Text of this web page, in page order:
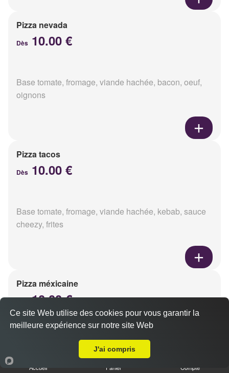
Pizza nevada
Dès 10.00 €
Base tomate, fromage, viande hachée, bacon, oeuf,
oignons
Pizza tacos
Dès 10.00 €
Base tomate, fromage, viande hachée, kebab, sauce
cheezy, frites
Pizza méxicaine
10.00 €
Base sauce barbecue, fromage, viande hachée,
Accueil Panier Compte
Ce site Web utilise des cookies pour vous garantir la
meilleure expérience sur notre site Web
J'ai compris